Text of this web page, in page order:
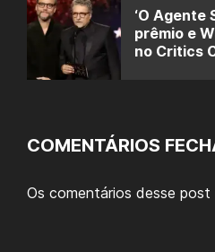
‘O Agente
prêmio e
no Critics
COMENTÁRIOS
Os comentários desse